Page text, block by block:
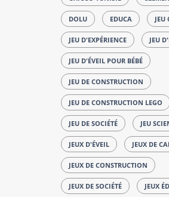
DOLU EDUCA JEU
JEU D'EXPÉRIENCE JEU
JEU D'ÉVEIL POUR BÉBÉ
JEU DE CONSTRUCTION
JEU DE CONSTRUCTION LEGO
JEU DE SOCIÉTÉ JEU
JEUX D'ÉVEIL JEUX DE
JEUX DE CONSTRUCTION
JEUX DE SOCIÉTÉ JEUX